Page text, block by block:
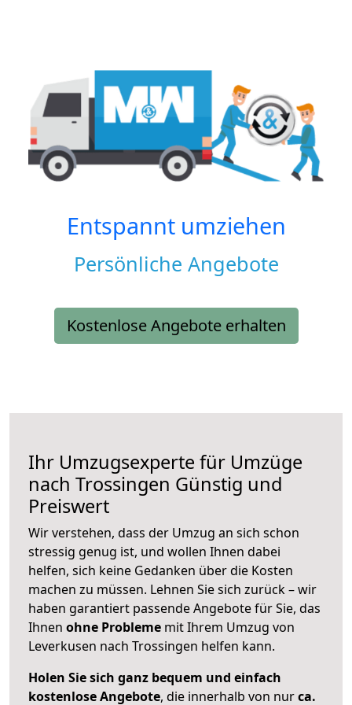
Entspannt umziehen
Persönliche Angebote
Kostenlose Angebote erhalten
Ihr Umzugsexperte für Umzüge
nach Trossingen Günstig und
Preiswert
Wir verstehen, dass der Umzug an sich schon
stressig genug ist, und wollen Ihnen dabei
helfen, sich keine Gedanken über die Kosten
machen zu müssen. Lehnen Sie sich zurück – wir
haben garantiert passende Angebote für Sie, das
Ihnen ohne Probleme mit Ihrem Umzug von
Leverkusen nach Trossingen helfen kann.
Holen Sie sich ganz bequem und einfach
kostenlose Angebote, die innerhalb von nurca.